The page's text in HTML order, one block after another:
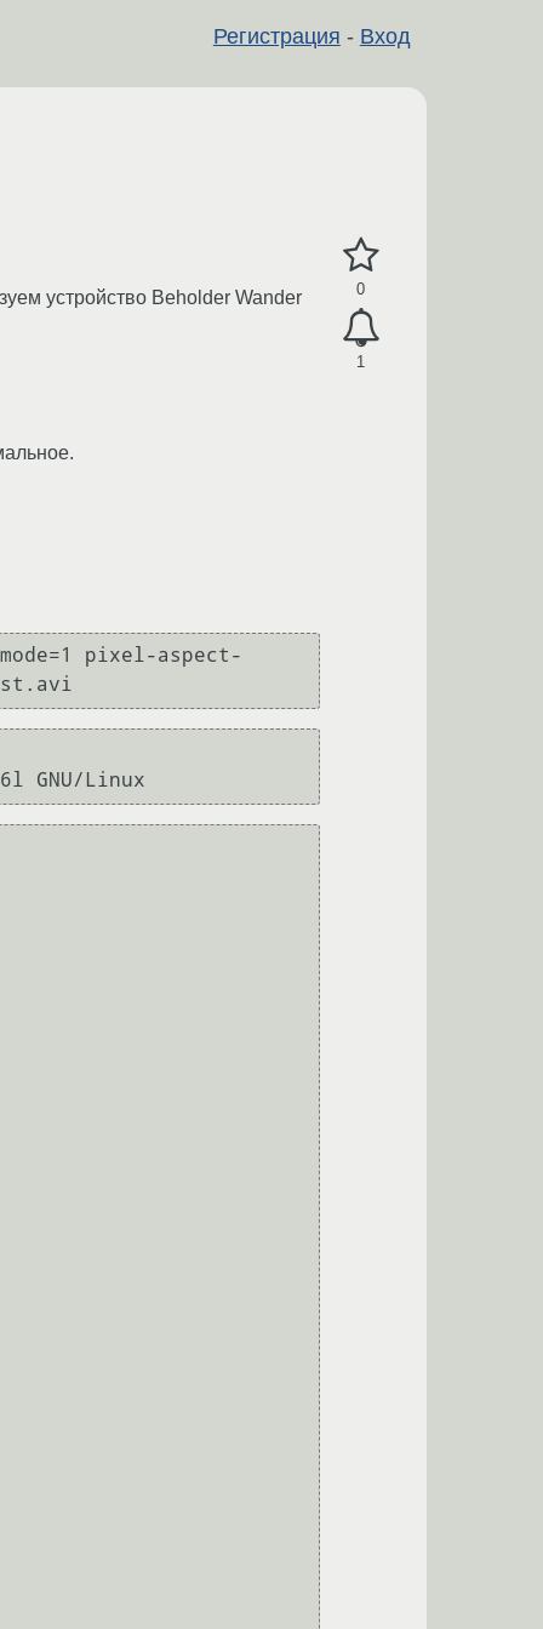
Регистрация - Вход
0
1
устройство Beholder Wander
pixel-aspect-